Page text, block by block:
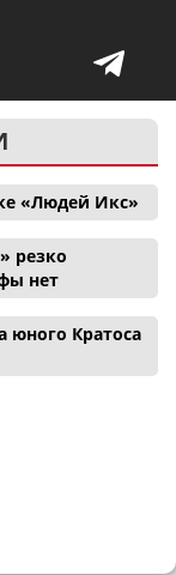
«Людей Икс»
резко
нет
юного Кратоса